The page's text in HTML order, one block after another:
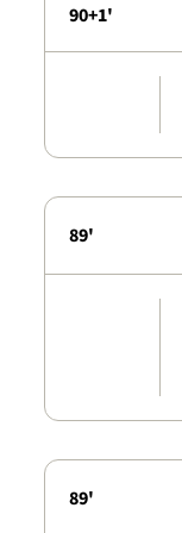
90+1'
89'
89'